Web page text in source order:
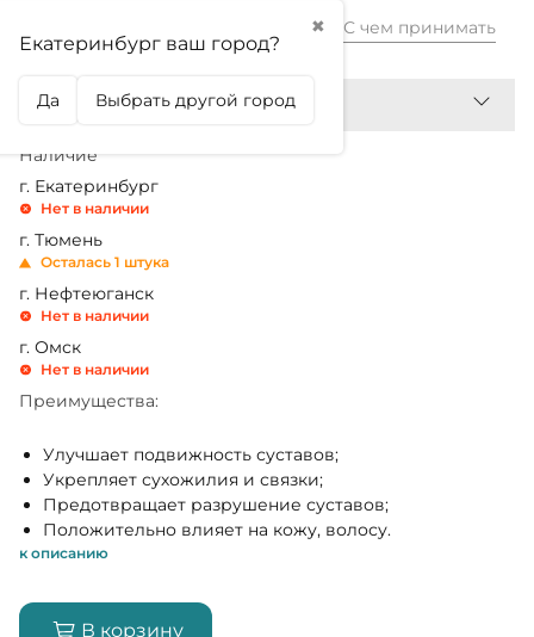
✖
Екатеринбург ваш город?
Да Выбрать другой город
3 399,99₽ С чем принимать
Наличие
г. Екатеринбург
Нет в наличии
г. Тюмень
Осталась 1 штука
г. Нефтеюганск
Нет в наличии
г. Омск
Нет в наличии
Преимущества:
Улучшает подвижность суставов;
Укрепляет сухожилия и связки;
Предотвращает разрушение суставов;
Положительно влияет на кожу, волосу.
к описанию
В корзину